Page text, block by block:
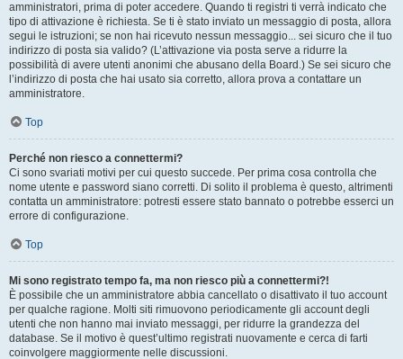
amministratori, prima di poter accedere. Quando ti registri ti verrà indicato che
tipo di attivazione è richiesta. Se ti è stato inviato un messaggio di posta, allora
segui le istruzioni; se non hai ricevuto nessun messaggio... sei sicuro che il tuo
indirizzo di posta sia valido? (L’attivazione via posta serve a ridurre la
possibilità di avere utenti anonimi che abusano della Board.) Se sei sicuro che
l’indirizzo di posta che hai usato sia corretto, allora prova a contattare un
amministratore.
Top
Perché non riesco a connettermi?
Ci sono svariati motivi per cui questo succede. Per prima cosa controlla che
nome utente e password siano corretti. Di solito il problema è questo, altrimenti
contatta un amministratore: potresti essere stato bannato o potrebbe esserci un
errore di configurazione.
Top
Mi sono registrato tempo fa, ma non riesco più a connettermi?!
È possibile che un amministratore abbia cancellato o disattivato il tuo account
per qualche ragione. Molti siti rimuovono periodicamente gli account degli
utenti che non hanno mai inviato messaggi, per ridurre la grandezza del
database. Se il motivo è quest’ultimo registrati nuovamente e cerca di farti
coinvolgere maggiormente nelle discussioni.